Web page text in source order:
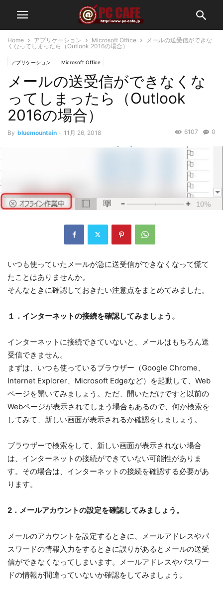
Home アプリケーション Microsoft Office
メールの送受信ができな
くなってしまったら（Outlook 2016の場合）
アプリケーション Microsoft Office
メールの送受信ができなくな
ってしまったら（Outlook
2016の場合）
By bluemountain - 11月 26, 2018 0
6107
いつも使っていたメールが急に送受信ができなくなって慌て
たことはありませんか。
そんなときに確認しておきたい注意点をまとめてみました。
１．インターネットの接続を確認してみましょう。
インターネットに接続できていないと、メールはもちろん送
受信できません。
まずは、いつも使っているブラウザー（Google Chrome、
Internet Explorer、Microsoft Edgeなど）を起動して、Web
ページを開いてみましょう。ただ、開いただけですと以前の
Webページが表示されてしまう場合もあるので、何か検索を
してみて、新しい画面が表示されるか確認をしましょう。
ブラウザーで検索をして、新しい画面が表示されない場合
は、インターネットの接続ができていない可能性がありま
す。その場合は、インターネットの接続を確認する必要があ
ります。
2．メールアカウントの設定を確認してみましょう。
メールのアカウントを設定するときに、メールアドレスやパ
スワードの情報入力をするときに誤りがあるとメールの送受
信ができなくなってしまいます。メールアドレスやパスワー
ドの情報が間違っていないか確認をしてみましょう。